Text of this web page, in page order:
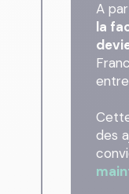
A
la
des